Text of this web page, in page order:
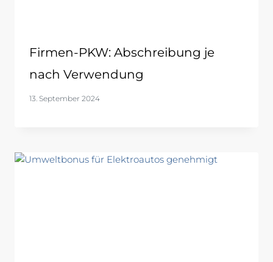
Firmen-PKW: Abschreibung je
nach Verwendung
13. September 2024